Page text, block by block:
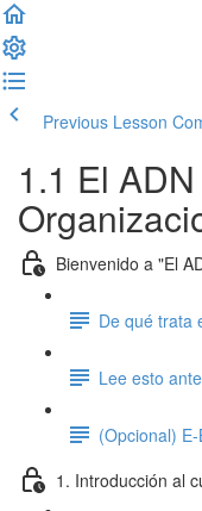
Previous Lesson
1.1 El
Bienvenido a "El
De qué trata
Lee esto
(Opcional)
1. Introducción al